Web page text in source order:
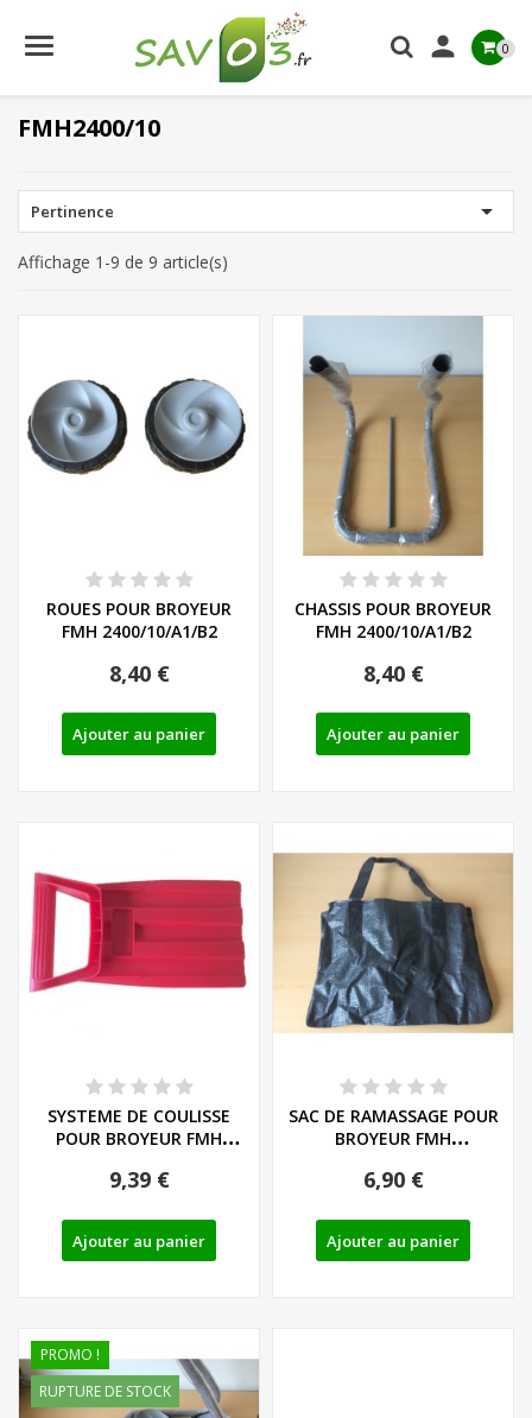
 0
FMH2400/10
Pertinence 
Affichage 1-9 de 9 article(s)
ROUES POUR BROYEUR
FMH 2400/10/A1/B2
8,40 €
Ajouter au panier
CHASSIS POUR BROYEUR
FMH 2400/10/A1/B2
8,40 €
Ajouter au panier
SYSTEME DE COULISSE
POUR BROYEUR FMH
9,39 €
Ajouter au panier
SAC DE RAMASSAGE POUR
BROYEUR FMH
6,90 €
Ajouter au panier
PROMO !
RUPTURE DE STOCK